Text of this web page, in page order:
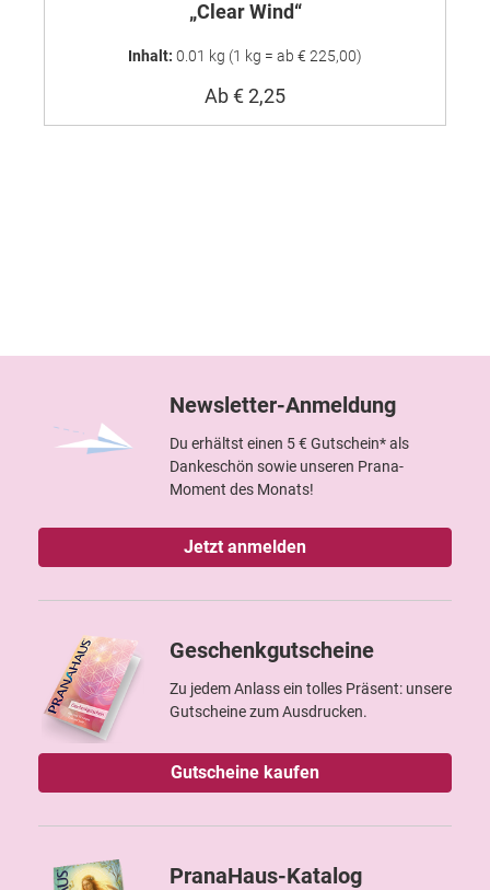
„Clear Wind“
Inhalt: 0.01 kg (1 kg = ab € 225,00)
Ab€ 2,25
Newsletter-Anmeldung
Du erhältst einen 5 € Gutschein* als
Dankeschön sowie unseren Prana-
Moment des Monats!
Jetzt anmelden
Geschenkgutscheine
Zu jedem Anlass ein tolles Präsent: unsere
Gutscheine zum Ausdrucken.
Gutscheine kaufen
PranaHaus-Katalog